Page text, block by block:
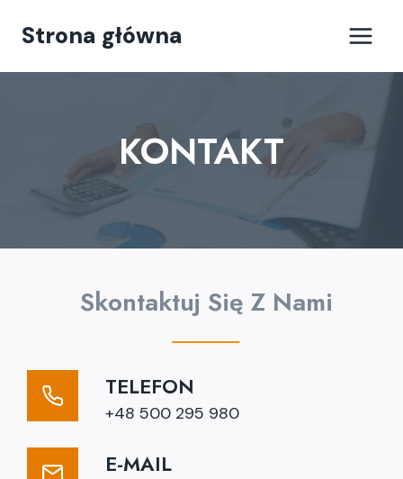
treści
Strona główna
KONTAKT
Skontaktuj Się Z Nami
TELEFON
+48 500 295 980
E-MAIL